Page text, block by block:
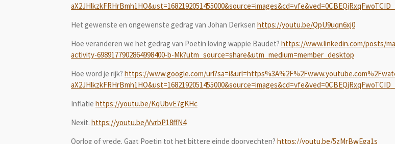
Het gewenste en ongewenste gedrag van Johan Derksen https://youtu.be/QpU9uqn6xj0
Hoe veranderen we het gedrag van Poetin loving wappie Baudet? https://www.linkedin.com/posts/
activity-6989177902864998400-b-Mk?utm_source=share&utm_medium=member_desktop
Hoe word je rijk? https://www.google.com/
Inflatie https://youtu.be/KqUbvE7gKHc
Nexit. https://youtu.be/VvrbP18ffN4
Oorlog of vrede. Gaat Poetin tot het bittere einde doorvechten? https://youtu.be/5zMrBwEga1s